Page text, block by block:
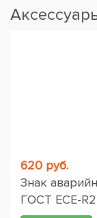
620 руб.
Знак
ГОСТ ЕСЕ-